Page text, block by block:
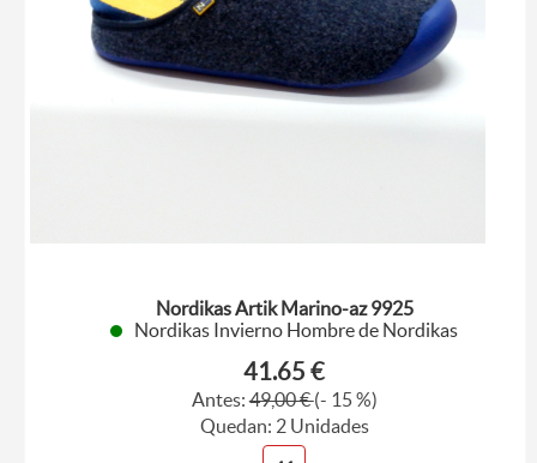
Nordikas Artik Marino-az 9925
Nordikas Invierno Hombre de Nordikas
41.65 €
Antes:49,00 €(- 15 %)
Quedan: 2 Unidades